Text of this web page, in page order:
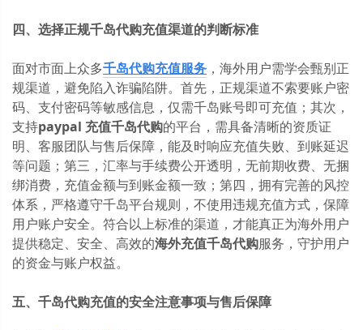
四、选择正规千岛代购充值渠道的判断标准
面对市面上众多千岛代购充值服务 ，海外用户需学会甄别正
规渠道，避免陷入诈骗陷阱。首先，正规渠道不索要账户密
码、支付密码等敏感信息，仅需千岛账号即可充值；其次，
支持paypal 充值千岛代购的平台，需具备清晰的资质证
明、客服团队与售后保障，能及时响应充值失败、到账延迟
等问题；第三，汇率与手续费公开透明，无前期收费、无捆
绑消费，充值金额与到账金额一致；第四，拥有完善的风控
体系，严格遵守千岛平台规则，不使用违规充值方式，保障
用户账户安全。符合以上标准的渠道，才能真正为海外用户
提供稳定、安全、高效的海外充值千岛代购服务，守护用户
的资金与账户权益。
五、千岛代购充值的安全注意事项与售后保障